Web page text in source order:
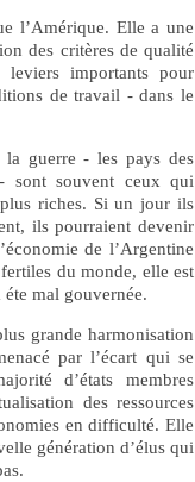
l’Amérique. Elle a une
des critères de qualité
leviers importants pour
de travail - dans le
guerre - les pays des
sont souvent ceux qui
riches. Si un jour ils
ils pourraient devenir
de l’Argentine
du monde, elle est
mal gouvernée.
grande harmonisation
par l’écart qui se
d’états membres
des ressources
en difficulté. Elle
génération d’élus qui